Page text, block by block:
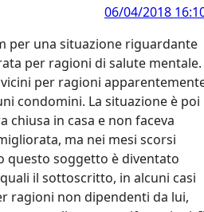
06/04/2018
per una situazione riguardante
per ragioni di salute mentale.
per ragioni
condomini. La situazione è poi
in casa e non faceva
ma nei mesi scorsi
questo soggetto è diventato
il sottoscritto, in alcuni casi
ragioni non dipendenti da lui,